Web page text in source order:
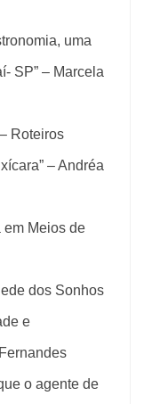
uma
SP” – Marcela
Roteiros
– Andréa
em Meios de
dos Sonhos
e
o agente de